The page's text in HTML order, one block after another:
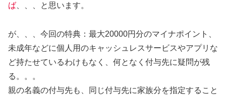
ば 、、、と思います。
が、、、今回の特典：最大20000円分のマイナポイント、
未成年などに個人用のキャッシュレスサービスやアプリな
ど持たせているわけもなく、何となく付与先に疑問が残
る。。。
親の名義の付与先も、同じ付与先に家族分を指定すること